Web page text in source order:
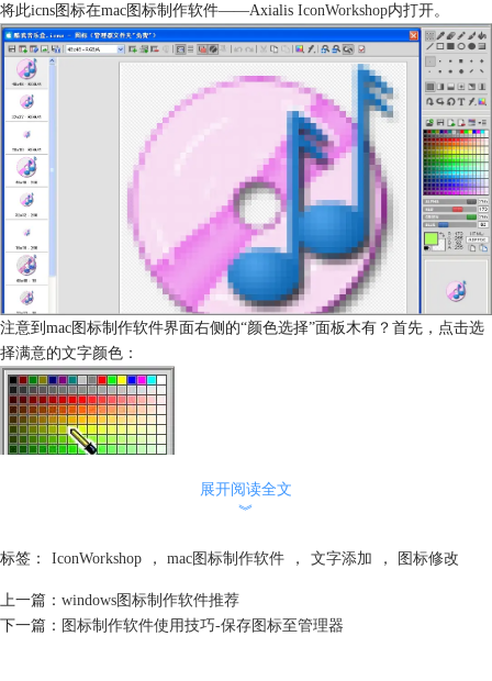
将此icns图标在mac图标制作软件——Axialis IconWorkshop内打开。
注意到mac图标制作软件界面右侧的“颜色选择”面板木有？首先，点击选
择满意的文字颜色：
展开阅读全文
︾
标签： IconWorkshop ， mac图标制作软件 ， 文字添加 ， 图标修改
上一篇： windows图标制作软件推荐
下一篇： 图标制作软件使用技巧-保存图标至管理器